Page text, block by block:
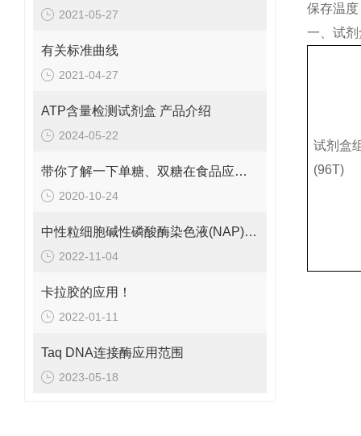
2021-05-27
有关标准曲线
2021-04-27
ATP含量检测试剂盒 产品介绍
2024-05-22
带你了解一下单糖、双糖在食品应用中化学性质
2020-10-24
中性粒细胞碱性磷酸酶染色液(NAP)采用原理
2022-11-04
卡拉胶的应用！
2022-01-11
Taq DNA连接酶应用范围
2023-05-18
保存温
一、试
试剂盒
(96T)